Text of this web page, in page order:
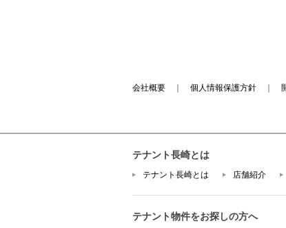
会社概要 個人情報保護方針
テナント長崎とは
テナント長崎とは 店舗紹介
テナント物件をお探しの方へ